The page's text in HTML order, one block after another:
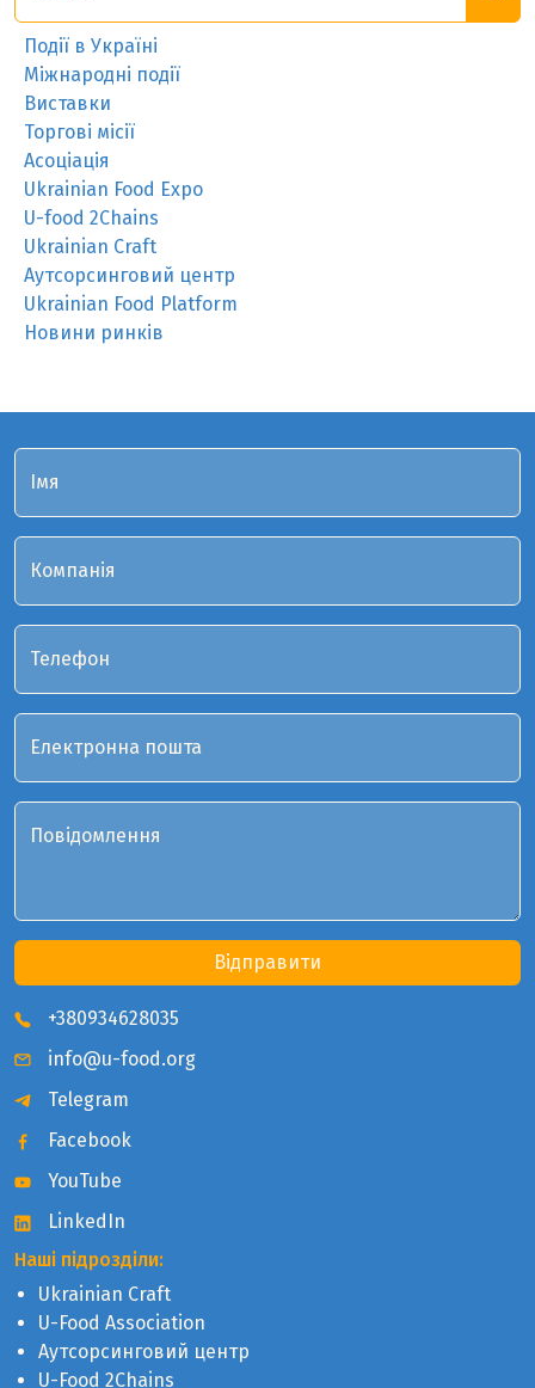
Події в Україні
Міжнародні події
Виставки
Торгові місії
Асоціація
Ukrainian Food Expo
U-food 2Chains
Ukrainian Craft
Аутсорсинговий центр
Ukrainian Food Platform
Новини ринків
+380934628035
info@u-food.org
Telegram
Facebook
YouTube
LinkedIn
Наші підрозділи:
Ukrainian Craft
U-Food Association
Аутсорсинговий центр
U-Food 2Chains
Імя
Компанія
Телефон
Електронна пошта
Повідомлення
Відправити